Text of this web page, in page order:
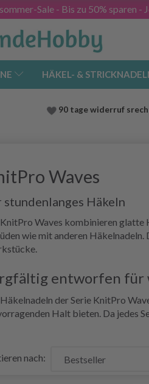
Sale - Bis zu 50% sparen -
HÄKEL- &
90 tage widerruf
Waves
stundenlanges Häkeln
Waves kombinieren glatte
wie mit anderen
entworfen für
der Serie KnitPro
Halt bieten. Da jedes
nach: